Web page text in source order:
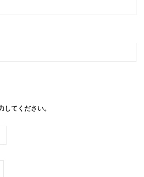
してください。